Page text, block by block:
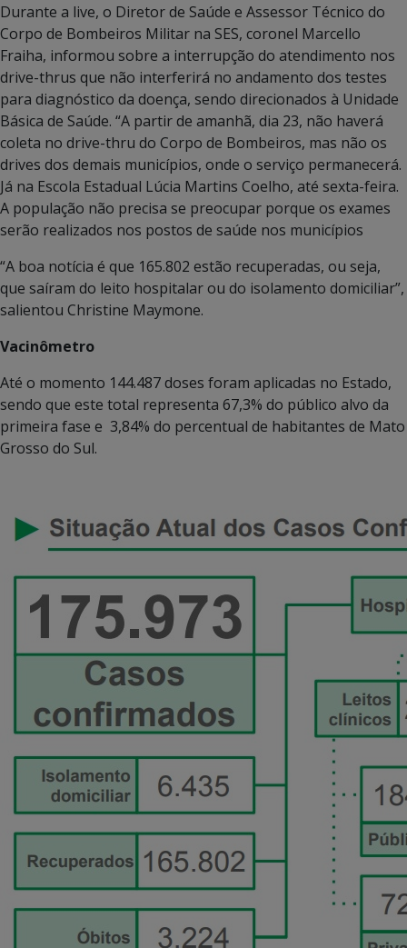
Durante a live, o Diretor de Saúde e Assessor Técnico do
Corpo de Bombeiros Militar na SES, coronel Marcello
Fraiha, informou sobre a interrupção do atendimento nos
drive-thrus que não interferirá no andamento dos testes
para diagnóstico da doença, sendo direcionados à Unidade
Básica de Saúde. “A partir de amanhã, dia 23, não haverá
coleta no drive-thru do Corpo de Bombeiros, mas não os
drives dos demais municípios, onde o serviço permanecerá.
Já na Escola Estadual Lúcia Martins Coelho, até sexta-feira.
A população não precisa se preocupar porque os exames
serão realizados nos postos de saúde nos municípios
“A boa notícia é que 165.802 estão recuperadas, ou seja,
que saíram do leito hospitalar ou do isolamento domiciliar”,
salientou Christine Maymone.
Vacinômetro
Até o momento 144.487 doses foram aplicadas no Estado,
sendo que este total representa 67,3% do público alvo da
primeira fase e 3,84% do percentual de habitantes de Mato
Grosso do Sul.